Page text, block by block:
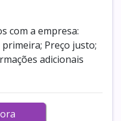
com a empresa:
Preço justo;
adicionais